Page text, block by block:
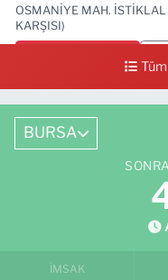
OSMANİYE MAH. İSTİKLAL
KARŞISI)
BURSA
İMSAK